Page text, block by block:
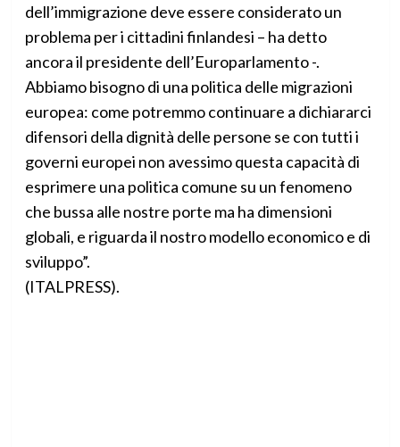
dell’immigrazione deve essere considerato un
problema per i cittadini finlandesi – ha detto
ancora il presidente dell’Europarlamento -.
Abbiamo bisogno di una politica delle migrazioni
europea: come potremmo continuare a dichiararci
difensori della dignità delle persone se con tutti i
governi europei non avessimo questa capacità di
esprimere una politica comune su un fenomeno
che bussa alle nostre porte ma ha dimensioni
globali, e riguarda il nostro modello economico e di
sviluppo”.
(ITALPRESS).